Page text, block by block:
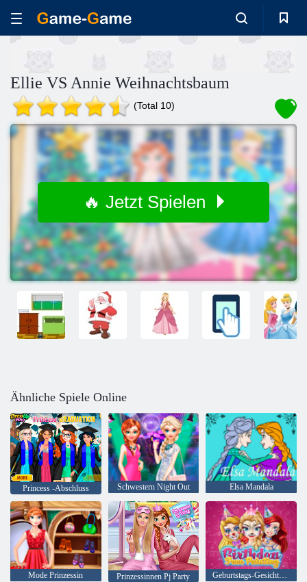
Ellie VS Annie Weihnachtsbaum
(Total 10)
🔥 Jetzt Spielen
Ähnliche Spiele Online
Princess -Abschluss Schwestern Night Out Elsa Mandala
Mode Prinzessin Prinzessinnen Pj Party Geburtstags-Gesichts-Malerei